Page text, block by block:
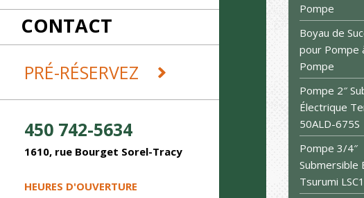
CONTACT
PRÉ-RÉSERVEZ
450 742-5634
1610, rue Bourget Sorel-Tracy
HEURES D'OUVERTURE
REMORQUES ET DÉMÉNAGEMENT
SABLAGE
Pompe
Boyau de
pour Pompe
Pompe
Pompe 2″
Électrique
50ALD-675S
Pompe 3/4″
Submersible
Tsurumi